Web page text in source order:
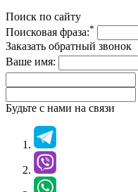
Поиск по сайту
Поисковая фраза:*
Заказать обратный звонок
Ваше имя:
Будьте с нами на связи